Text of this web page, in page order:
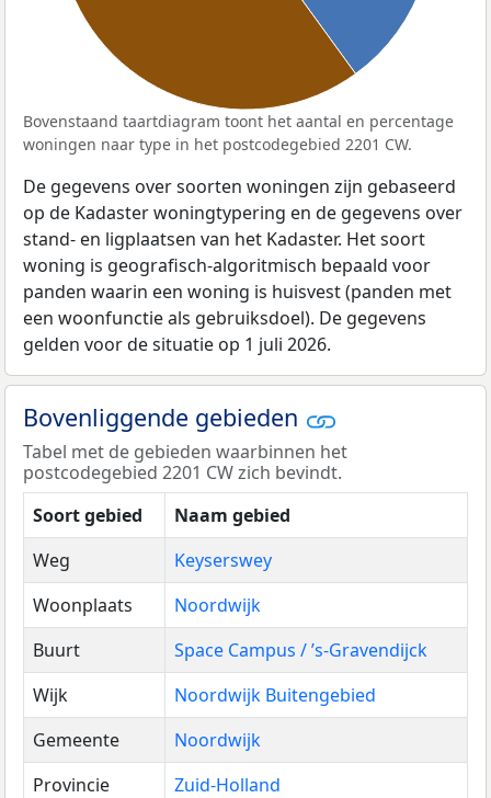
Bovenstaand taartdiagram toont het aantal en percentage
woningen naar type in het postcodegebied 2201 CW.
De gegevens over soorten woningen zijn gebaseerd
op de Kadaster woningtypering en de gegevens over
stand- en ligplaatsen van het Kadaster. Het soort
woning is geografisch-algoritmisch bepaald voor
panden waarin een woning is huisvest (panden met
een woonfunctie als gebruiksdoel). De gegevens
gelden voor de situatie op 1 juli 2026.
Bovenliggende gebieden
Tabel met de gebieden waarbinnen het
postcodegebied 2201 CW zich bevindt.
Soort gebied
Naam gebied
Weg
Keyserswey
Woonplaats
Noordwijk
Buurt
Space Campus / ’s-Gravendijck
Wijk
Noordwijk Buitengebied
Gemeente
Noordwijk
Provincie
Zuid-Holland